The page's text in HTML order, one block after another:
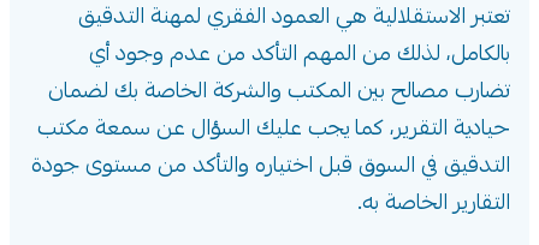
تعتبر الاستقلالية هي العمود الفقري لمهنة التدقيق
بالكامل، لذلك من المهم التأكد من عدم وجود أي
تضارب مصالح بين المكتب والشركة الخاصة بك لضمان
حيادية التقرير، كما يجب عليك السؤال عن سمعة مكتب
التدقيق في السوق قبل اختياره والتأكد من مستوى جودة
التقارير الخاصة به.